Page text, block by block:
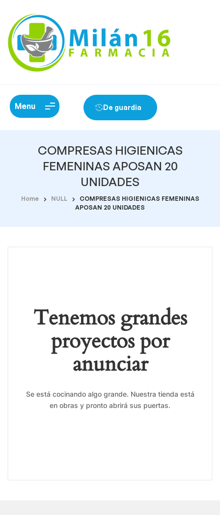
Menu De guardia
COMPRESAS HIGIENICAS
FEMENINAS APOSAN 20
UNIDADES
Home NULL
COMPRESAS HIGIENICAS FEMENINAS
APOSAN 20 UNIDADES
Tenemos grandes
proyectos por
anunciar
Se está cocinando algo grande. Nuestra tienda está
en obras y pronto abrirá sus puertas.